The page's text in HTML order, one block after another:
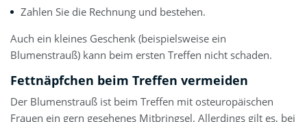
Zahlen Sie die Rechnung und bestehen.
Auch ein kleines Geschenk (beispielsweise ein
Blumenstrauß) kann beim ersten Treffen nicht schaden.
Fettnäpfchen beim Treffen vermeiden
Der Blumenstrauß ist beim Treffen mit osteuropäischen
Frauen ein gern gesehenes Mitbringsel. Allerdings gilt es, bei